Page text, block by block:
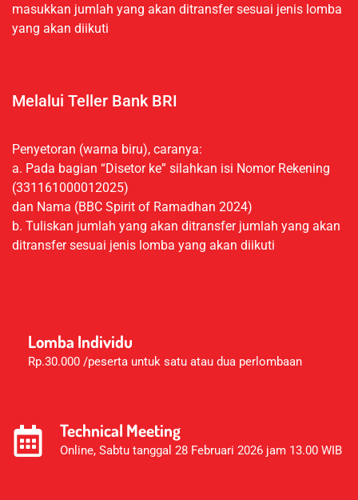
masukkan jumlah yang akan ditransfer sesuai jenis lomba
yang akan diikuti
Melalui Teller Bank BRI
Penyetoran (warna biru), caranya:
a. Pada bagian “Disetor ke” silahkan isi Nomor Rekening
(331161000012025)
dan Nama (BBC Spirit of Ramadhan 2024)
b. Tuliskan jumlah yang akan ditransfer jumlah yang akan
ditransfer sesuai jenis lomba yang akan diikuti
Lomba Individu
Rp.30.000 /peserta untuk satu atau dua perlombaan
Technical Meeting
Online, Sabtu tanggal 28 Februari 2026 jam 13.00 WIB